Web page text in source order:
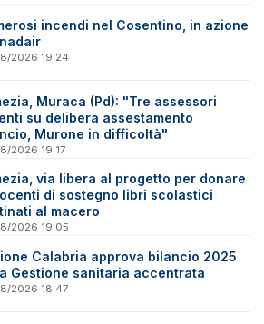
incendi nel Cosentino, in azione
2026 19:24
Muraca (Pd): "Tre assessori
su delibera assestamento
Murone in difficoltà"
2026 19:17
via libera al progetto per donare
di sostegno libri scolastici
al macero
2026 19:05
Calabria approva bilancio 2025
Gestione sanitaria accentrata
2026 18:47